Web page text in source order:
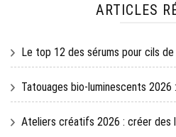
ARTICLES
Le top 12 des sérums pour cils
Tatouages bio-luminescents
Ateliers créatifs 2026 : créer des